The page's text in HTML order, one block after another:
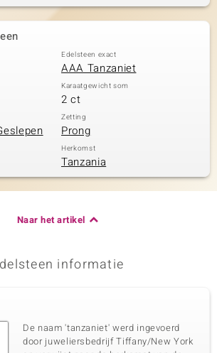
Edelsteen exact
AAA Tanzaniet
Karaatgewicht som
2 ct
Zetting
Prong
Herkomst
Tanzania
Naar het artikel
informatie
De naam 'tanzaniet' werd ingevoerd
door juweliersbedrijf Tiffany/New York